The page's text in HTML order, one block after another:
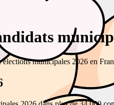
municipales 2026 en